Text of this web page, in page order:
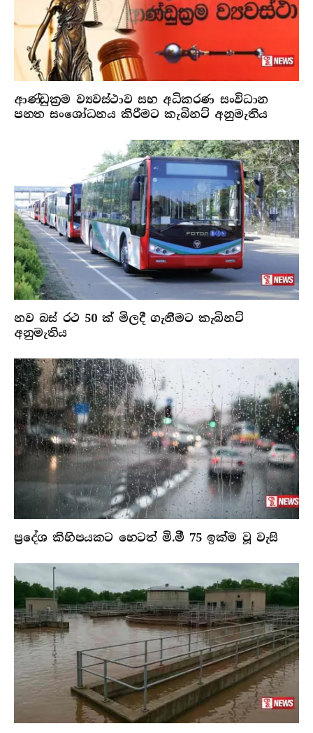
ආණ්ඩුක්‍රම ව්‍යවස්ථාව සහ අධිකරණ සංවිධාන
පනත සංශෝධනය කිරීමට කැබිනට් අනුමැතිය
නව බස් රථ 50 ක් මිලදී ගැනීමට කැබිනට්
අනුමැතිය
ප්‍රදේශ කිහිපයකට හෙටත් මි.මී 75 ඉක්ම වූ වැසි